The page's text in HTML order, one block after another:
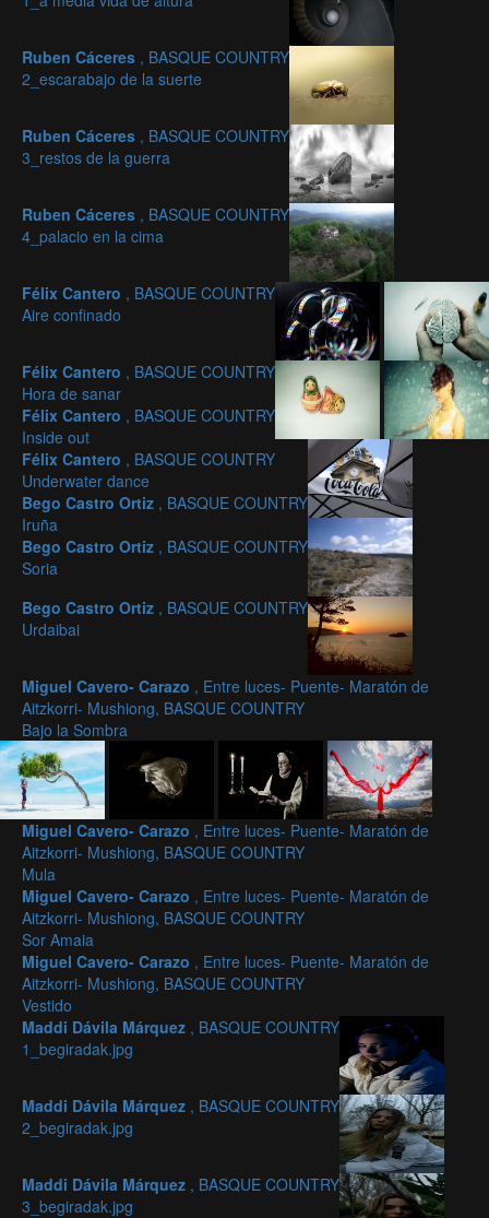
Ruben Cáceres , BASQUE COUNTRY
2_escarabajo de la suerte
Ruben Cáceres , BASQUE COUNTRY
3_restos de la guerra
Ruben Cáceres , BASQUE COUNTRY
4_palacio en la cima
Félix Cantero , BASQUE COUNTRY
Aire confinado
Félix Cantero , BASQUE COUNTRY
Hora de sanar
Félix Cantero , BASQUE COUNTRY
Inside out
Félix Cantero , BASQUE COUNTRY
Underwater dance
Bego Castro Ortiz , BASQUE COUNTRY
Iruña
Bego Castro Ortiz , BASQUE COUNTRY
Soria
Bego Castro Ortiz , BASQUE COUNTRY
Urdaibai
Miguel Cavero- Carazo , Entre luces- Puente- Maratón de
Aitzkorri- Mushiong, BASQUE COUNTRY
Bajo la Sombra
Miguel Cavero- Carazo , Entre luces- Puente- Maratón de
Aitzkorri- Mushiong, BASQUE COUNTRY
Mula
Miguel Cavero- Carazo , Entre luces- Puente- Maratón de
Aitzkorri- Mushiong, BASQUE COUNTRY
Sor Amaia
Miguel Cavero- Carazo , Entre luces- Puente- Maratón de
Aitzkorri- Mushiong, BASQUE COUNTRY
Vestido
Maddi Dávila Márquez , BASQUE COUNTRY
1_begiradak.jpg
Maddi Dávila Márquez , BASQUE COUNTRY
2_begiradak.jpg
Maddi Dávila Márquez , BASQUE COUNTRY
3_begiradak.jpg